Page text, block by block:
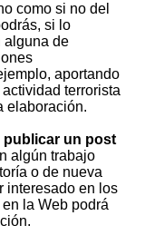
como si no del
si lo
alguna de
aportando
terrorista
elaboración.
publicar un post
algún trabajo
o de nueva
interesado en los
la Web podrá